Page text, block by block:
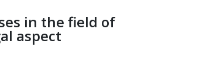
in the field of
aspect